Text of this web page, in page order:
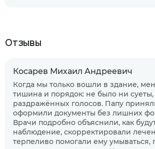
Отзывы
Косарев Михаил Андреевич
Когда мы только вошли в здание,
тишина и порядок: не было ни
раздражённых голосов. Папу
оформили документы без лишних
Врачи подробно объяснили, как
наблюдение, скорректировали
терпеливо помогали ему умываться,